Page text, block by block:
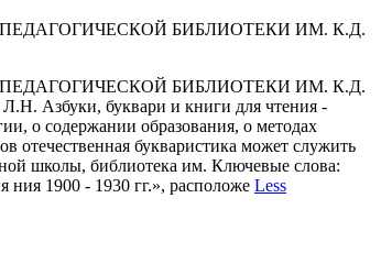
БИБЛИОТЕКИ ИМ. К.Д.
БИБЛИОТЕКИ ИМ. К.Д.
Азбуки, буквари и книги для чтения -
о содержании образования, о методах
отечественная букваристика может служить
школы, библиотека им. Ключевые слова:
ния 1900 - 1930 гг.», расположе Less